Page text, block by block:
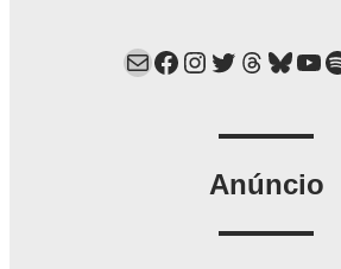
Mail Facebook Instagram Twitter Threads Bluesky YouTube Spotify
Anúncio